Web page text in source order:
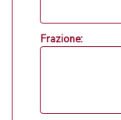
Frazione: